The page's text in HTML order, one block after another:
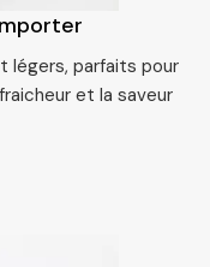
légers, parfaits pour
et la saveur